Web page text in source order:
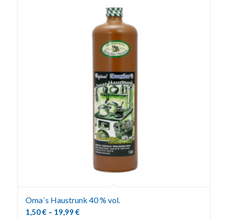
Oma´s Haustrunk 40 % vol.
1,50€ – 19,99 €